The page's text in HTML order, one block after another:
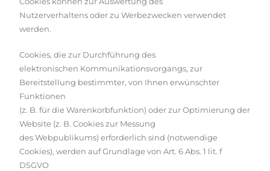
Nutzerverhaltens oder zu Werbezwecken verwendet
werden.
Cookies, die zur Durchführung des
elektronischen Kommunikationsvorgangs, zur
Bereitstellung bestimmter, von Ihnen erwünschter
Funktionen
(z. B. für die Warenkorbfunktion) oder zur Optimierung der
Website (z. B. Cookies zur Messung
des Webpublikums) erforderlich sind (notwendige
Cookies), werden auf Grundlage von Art. 6 Abs. 1 lit. f
DSGVO